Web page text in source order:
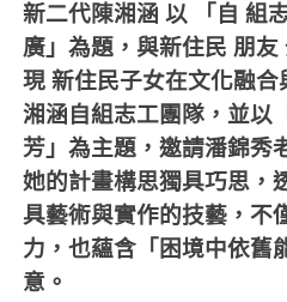
新二代陳湘涵 以 「自 組
廣」為題，與新住民 朋友
現 新住民子女在文化融
湘涵自組志工團隊，並以
芳」為主題，邀請潘錦秀
她的計畫構思獨具巧思，
具藝術與實作的技藝，不
力，也蘊含「困境中依舊
意。